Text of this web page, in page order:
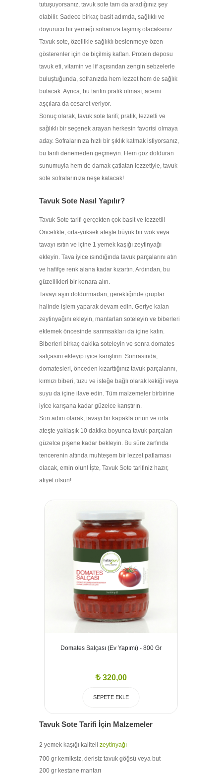
tutuşuyorsanız, tavuk sote tam da aradığınız şey
olabilir. Sadece birkaç basit adımda, sağlıklı ve
doyurucu bir yemeği sofranıza taşımış olacaksınız.
Tavuk sote, özellikle sağlıklı beslenmeye özen
gösterenler için de biçilmiş kaftan. Protein deposu
tavuk eti, vitamin ve lif açısından zengin sebzelerle
buluştuğunda, sofranızda hem lezzet hem de sağlık
bulacak. Ayrıca, bu tarifin pratik olması, acemi
aşçılara da cesaret veriyor.
Sonuç olarak, tavuk sote tarifi; pratik, lezzetli ve
sağlıklı bir seçenek arayan herkesin favorisi olmaya
aday. Sofralarınıza hızlı bir şıklık katmak istiyorsanız,
bu tarifi denemeden geçmeyin. Hem göz dolduran
sunumuyla hem de damak çatlatan lezzetiyle, tavuk
sote sofralarınıza neşe katacak!
Tavuk Sote Nasıl Yapılır?
Tavuk Sote tarifi gerçekten çok basit ve lezzetli!
Öncelikle, orta-yüksek ateşte büyük bir wok veya
tavayı ısıtın ve içine 1 yemek kaşığı zeytinyağı
ekleyin. Tava iyice ısındığında tavuk parçalarını atın
ve hafifçe renk alana kadar kızartın. Ardından, bu
güzellikleri bir kenara alın.
Tavayı aşırı doldurmadan, gerektiğinde gruplar
halinde işlem yaparak devam edin. Geriye kalan
zeytinyağını ekleyin, mantarları soteleyin ve biberleri
eklemek öncesinde sarımsakları da içine katın.
Biberleri birkaç dakika soteleyin ve sonra domates
salçasını ekleyip iyice karıştırın. Sonrasında,
domatesleri, önceden kızarttığınız tavuk parçalarını,
kırmızı biberi, tuzu ve isteğe bağlı olarak kekiği veya
suyu da içine ilave edin. Tüm malzemeler birbirine
iyice karışana kadar güzelce karıştırın.
Son adım olarak, tavayı bir kapakla örtün ve orta
ateşte yaklaşık 10 dakika boyunca tavuk parçaları
güzelce pişene kadar bekleyin. Bu süre zarfında
tencerenin altında muhteşem bir lezzet patlaması
olacak, emin olun! İşte, Tavuk Sote tarifiniz hazır,
afiyet olsun!
SEPETE EKLE
Domates Salçası (Ev Yapımı) - 800 Gr
320,00
Tavuk Sote Tarifi İçin Malzemeler
2 yemek kaşığı kaliteli zeytinyağı
700 gr kemiksiz, derisiz tavuk göğsü veya but
200 gr kestane mantarı